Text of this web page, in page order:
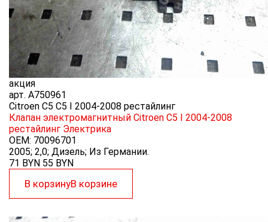
акция
арт. A750961
Citroen C5 C5 I 2004-2008 рестайлинг
Клапан электромагнитный Citroen C5 I 2004-2008
рестайлинг Электрика
OEM: 70096701
2005; 2,0; Дизель; Из Германии.
71 BYN 55 BYN
В корзинуВ корзине